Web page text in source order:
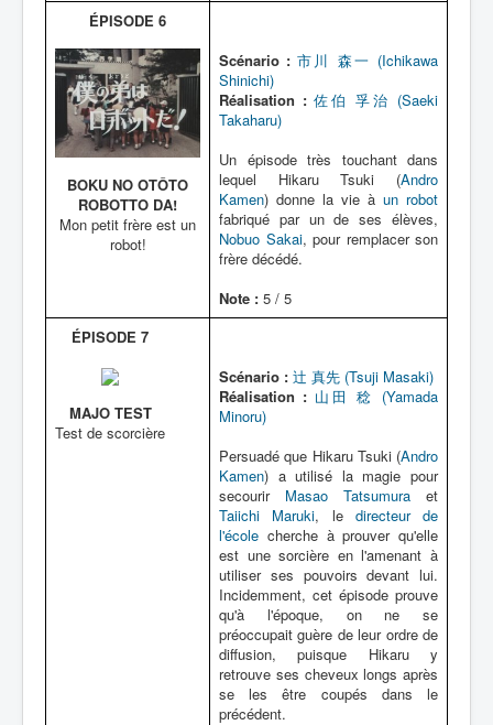
ÉPISODE 6
BOKU NO OTÔTO
ROBOTTO DA!
Mon petit frère est un
robot!
Scénario : 市川 森一 (Ichikawa
Shinichi)
Réalisation : 佐伯 孚治 (Saeki
Takaharu)
Un épisode très touchant dans
lequel Hikaru Tsuki (Andro
Kamen) donne la vie à un robot
fabriqué par un de ses élèves,
Nobuo Sakai, pour remplacer son
frère décédé.
Note : 5 / 5
ÉPISODE 7
MAJO TEST
Test de scorcière
Scénario : 辻 真先 (Tsuji Masaki)
Réalisation : 山田 稔 (Yamada
Minoru)
Persuadé que Hikaru Tsuki (Andro
Kamen) a utilisé la magie pour
secourir Masao Tatsumura et
Taiichi Maruki, le directeur de
l'école cherche à prouver qu'elle
est une sorcière en l'amenant à
utiliser ses pouvoirs devant lui.
Incidemment, cet épisode prouve
qu'à l'époque, on ne se
préoccupait guère de leur ordre de
diffusion, puisque Hikaru y
retrouve ses cheveux longs après
se les être coupés dans le
précédent.